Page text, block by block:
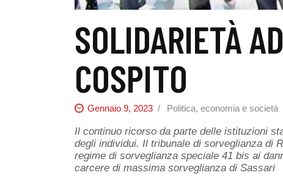
SOLIDARIETÀ
COSPITO
Gennaio 9, 2023 Politica, economia e società
Il continuo ricorso da parte delle istituzioni
degli individui. Il tribunale di sorveglianza di
regime di sorveglianza speciale 41 bis ai
carcere di massima sorveglianza di Sassari